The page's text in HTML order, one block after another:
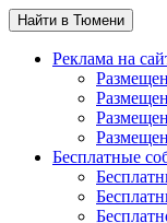
Найти в Тюмени
Реклама на
Бесплатные